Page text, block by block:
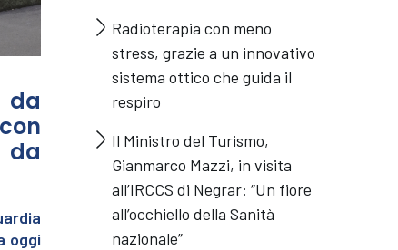
da
da
oggi
Radioterapia con meno
stress, grazie a un innovativo
sistema ottico che guida il
respiro
Il Ministro del Turismo,
Gianmarco Mazzi, in visita
all’IRCCS di Negrar: “Un fiore
all’occhiello della Sanità
nazionale”